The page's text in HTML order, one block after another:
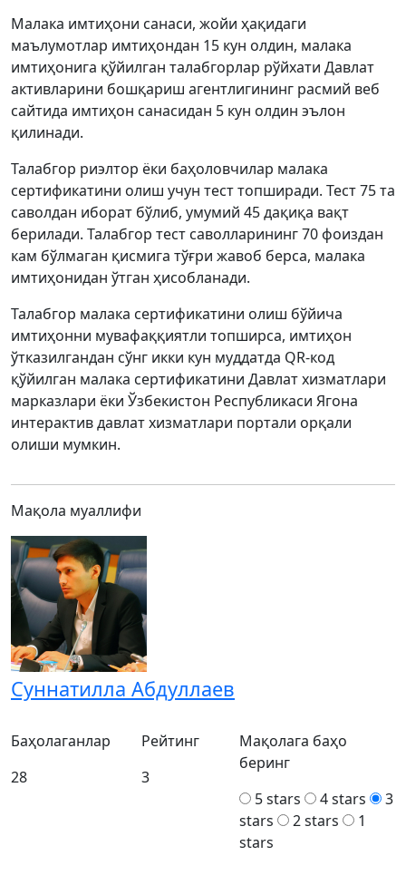
Малака имтиҳони санаси, жойи ҳақидаги
маълумотлар имтиҳондан 15 кун олдин, малака
имтиҳонига қўйилган талабгорлар рўйхати Давлат
активларини бошқариш агентлигининг расмий веб
сайтида имтиҳон санасидан 5 кун олдин эълон
қилинади.
Талабгор риэлтор ёки баҳоловчилар малака
сертификатини олиш учун тест топширади. Тест 75 та
саволдан иборат бўлиб, умумий 45 дақиқа вақт
берилади. Талабгор тест саволларининг 70 фоиздан
кам бўлмаган қисмига тўғри жавоб берса, малака
имтиҳонидан ўтган ҳисобланади.
Талабгор малака сертификатини олиш бўйича
имтиҳонни мувафаққиятли топширса, имтиҳон
ўтказилгандан сўнг икки кун муддатда QR-код
қўйилган малака сертификатини Давлат хизматлари
марказлари ёки Ўзбекистон Республикаси Ягона
интерактив давлат хизматлари портали орқали
олиши мумкин.
Мақола муаллифи
Суннатилла Абдуллаев
Баҳолаганлар
28
Рейтинг
3
Мақолага баҳо
беринг
5 stars
4 stars
3
stars
2 stars
1
stars